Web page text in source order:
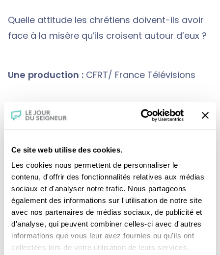
Ce site web utilise des cookies.
Les cookies nous permettent de personnaliser le
contenu, d'offrir des fonctionnalités relatives aux médias
sociaux et d'analyser notre trafic. Nous partageons
également des informations sur l'utilisation de notre site
avec nos partenaires de médias sociaux, de publicité et
d'analyse, qui peuvent combiner celles-ci avec d'autres
informations que vous leur avez fournies ou qu'ils ont
collectées lors de votre utilisation de leurs services.
Quelle attitude les chrétiens doivent-ils avoir
face à la misère qu’ils croisent autour d’eux ?
Une production : CFRT/ France Télévisions
Je fais un don
Revoir la messe du 09 août 2026